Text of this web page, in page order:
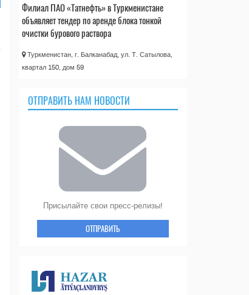
Филиал ПАО «Татнефть» в Туркменистане
объявляет тендер по аренде блока тонкой
очистки бурового раствора
Туркменистан, г. Балканабад, ул. Т. Сатылова,
квартал 150, дом 59
ОТПРАВИТЬ НАМ НОВОСТИ
Присылайте свои пресс-релизы!
ОТПРАВИТЬ